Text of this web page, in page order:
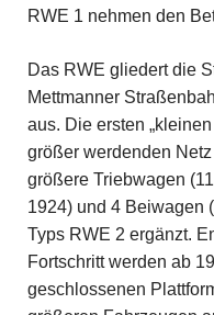
RWE 1 nehmen den
Das RWE gliedert die
Mettmanner
aus. Die ersten
größer werdenden
größere Triebwagen
1924) und 4 Beiwagen
Typs RWE 2 ergänzt.
Fortschritt werden ab
geschlossenen